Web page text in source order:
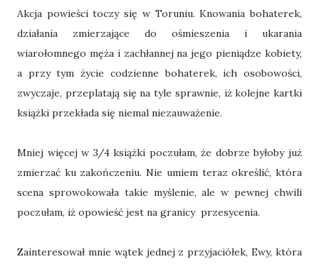
Akcja powieści toczy się w Toruniu. Knowania bohaterek,
działania zmierzające do ośmieszenia i ukarania
wiarołomnego męża i zachłannej na jego pieniądze kobiety,
a przy tym życie codzienne bohaterek, ich osobowości,
zwyczaje, przeplatają się na tyle sprawnie, iż kolejne kartki
książki przekłada się niemal niezauważenie.
Mniej więcej w 3/4 książki poczułam, że dobrze byłoby już
zmierzać ku zakończeniu. Nie umiem teraz określić, która
scena sprowokowała takie myślenie, ale w pewnej chwili
poczułam, iż opowieść jest na granicy przesycenia.
Zainteresował mnie wątek jednej z przyjaciółek, Ewy, która